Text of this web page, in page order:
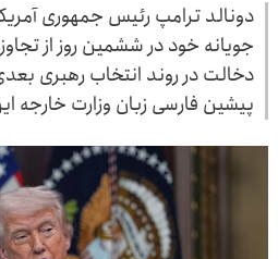
دونالد ترامپ رئیس جمهوری
جویانه خود در ششمین روز از
دخالت در روند انتخاب رهبری
پیشین فارسی زبان وزارت خارجه